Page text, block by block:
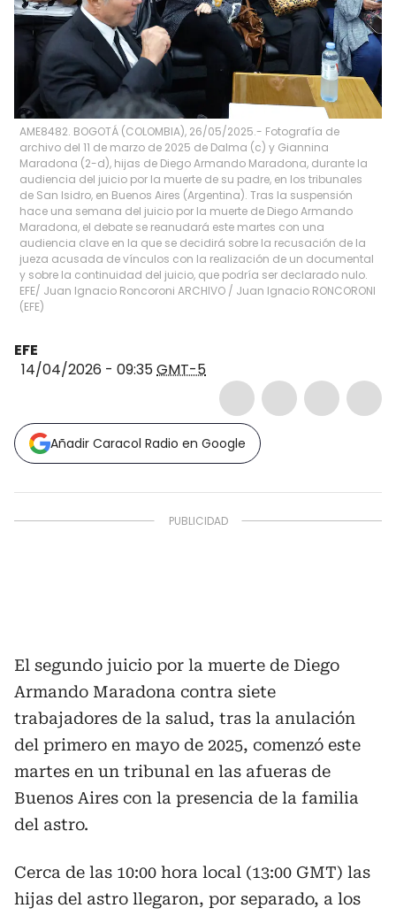
AME8482. BOGOTÁ (COLOMBIA), 26/05/2025.- Fotografía de
archivo del 11 de marzo de 2025 de Dalma (c) y Giannina
Maradona (2-d), hijas de Diego Armando Maradona, durante la
audiencia del juicio por la muerte de su padre, en los tribunales
de San Isidro, en Buenos Aires (Argentina). Tras la suspensión
hace una semana del juicio por la muerte de Diego Armando
Maradona, el debate se reanudará este martes con una
audiencia clave en la que se decidirá sobre la recusación de la
jueza acusada de vínculos con la realización de un documental
y sobre la continuidad del juicio, que podría ser declarado nulo.
EFE/ Juan Ignacio Roncoroni ARCHIVO / Juan Ignacio RONCORONI
(EFE)
EFE
14/04/2026 - 09:35GMT-5
Añadir Caracol Radio en Google
El segundo juicio por la muerte de Diego
Armando Maradona contra siete
trabajadores de la salud, tras la anulación
del primero en mayo de 2025, comenzó este
martes en un tribunal en las afueras de
Buenos Aires con la presencia de la familia
del astro.
Cerca de las 10:00 hora local (13:00 GMT) las
hijas del astro llegaron, por separado, a los